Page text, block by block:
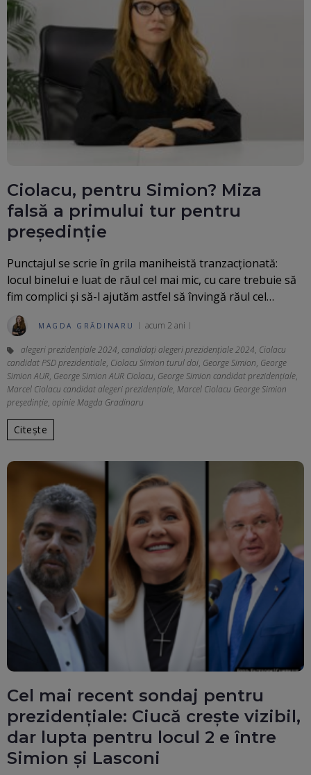
Ciolacu, pentru Simion? Miza
falsă a primului tur pentru
președinție
Punctajul se scrie în grila maniheistă tranzacționată:
locul binelui e luat de răul cel mai mic, cu care trebuie să
fim complici și să-l ajutăm astfel să învingă răul cel…
MAGDA GRĂDINARU acum 2 ani
alegeri prezidențiale 2024, candidați alegeri prezidențiale 2024, Ciolacu
candidat PSD prezidentiale, Ciolacu Simion turul doi, George Simion, George
Simion AUR, George Simion AUR Ciolacu, George Simion candidat prezidențiale,
Marcel Ciolacu candidat alegeri prezidențiale, Marcel Ciolacu George Simion
președinție, opinie Magda Gradinaru
Citește
Cel mai recent sondaj pentru
prezidențiale: Ciucă crește vizibil,
dar lupta pentru locul 2 e între
Simion și Lasconi